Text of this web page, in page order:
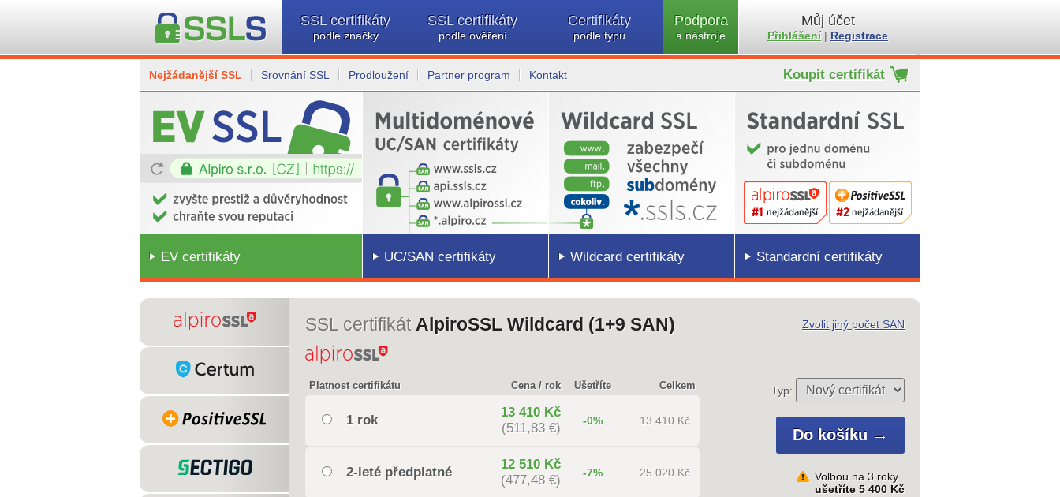
SSL certifikáty
podle značky
SSL certifikáty
podle ověření
Certifikáty
podle typu
Podpora
a nástroje
Můj účet
Přihlášení| Registrace
Nejžádanější SSL Srovnání SSL Prodloužení Partner program Kontakt Koupit certifikát
EV certifikáty UC/SAN certifikáty Wildcard certifikáty Standardní certifikáty
Zvolit jiný počet SAN
SSL certifikát AlpiroSSL Wildcard (1+9 SAN)
Platnost certifikátu Cena / rok Ušetříte Celkem
1 rok
13 410 Kč
(511,83 €)
-0% 13 410 Kč
2-leté předplatné
12 510 Kč
(477,48 €)
-7% 25 020 Kč
Typ:
Volbou na 3 roky
ušetříte 5 400 Kč